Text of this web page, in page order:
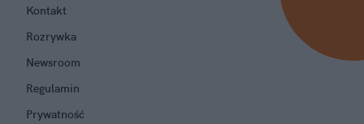
Kontakt
Rozrywka
Newsroom
Regulamin
Prywatność